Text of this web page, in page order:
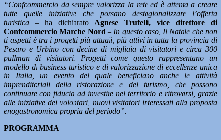
“Confcommercio da sempre valorizza la rete ed è attenta a creare
tutte quelle iniziative che possano destagionalizzare l’offerta
turistica – ha dichiarato Agnese Trufelli, vice direttore di
Confcommercio Marche Nord –In questo caso, Il Natale che non
ti aspetti è tra i progetti più attuali, più attivi in tutta la provincia di
Pesaro e Urbino con decine di migliaia di visitatori e circa 300
pullman di visitatori. Progetti come questo rappresentano un
modello di business turistico e di valorizzazione di eccellenze unica
in Italia, un evento del quale beneficiano anche le attività
imprenditoriali della ristorazione e del turismo, che possono
continuare con fiducia ad investire nel territorio e ritrovarsi, grazie
alle iniziative dei volontari, nuovi visitatori interessati alla proposta
enogastronomica propria del periodo”.
PROGRAMMA